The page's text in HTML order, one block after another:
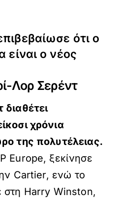
ότι ο
είναι ο νέος
Λορ Σερέντ
χρόνια
της πολυτέλειας.
Europe, ξεκίνησε
Cartier, ενώ το
στη Harry Winston,